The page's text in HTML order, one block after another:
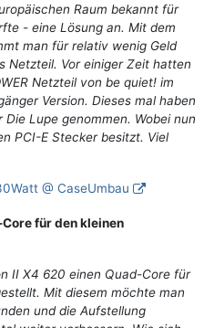
Raum bekannt für
- eine Lösung an. Mit dem
man für relativ wenig Geld
Netzteil. Vor einiger Zeit hatten
Netzteil von be quiet! im
Version. Dieses mal haben
Lupe genommen. Wobei nun
PCI-E Stecker besitzt. Viel
@ CaseUmbau
für den kleinen
II X4 620 einen Quad-Core für
Mit diesem möchte man
und die Aufstellung